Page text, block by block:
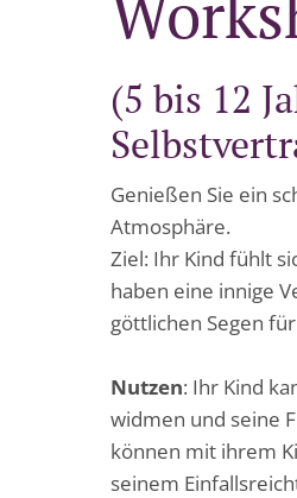
(5 bis 12
Genießen Sie ein
Atmosphäre.
Ziel: Ihr Kind fühlt
haben eine innige
göttlichen Segen
Nutzen: Ihr Kind
widmen und seine
können mit ihrem
seinem